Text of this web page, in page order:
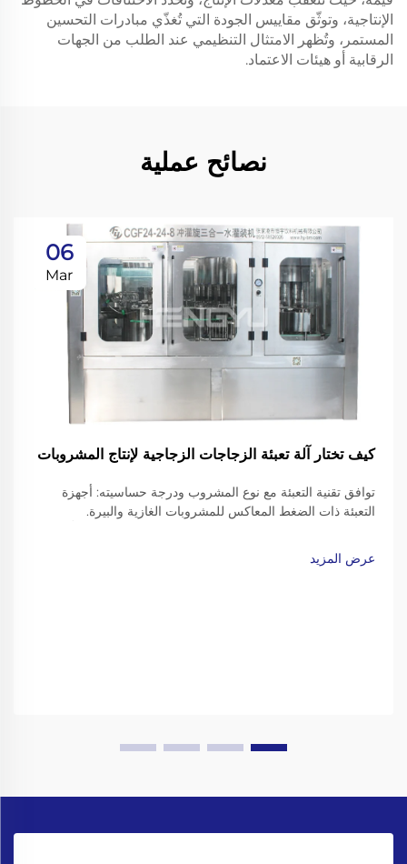
الإنتاجية، وتوثّق مقاييس الجودة التي تُغذّي مبادرات التحسين
المستمر، وتُظهر الامتثال التنظيمي عند الطلب من الجهات
الرقابية أو هيئات الاعتماد.
نصائح عملية
06
Mar
كيف تختار آلة تعبئة الزجاجات الزجاجية لإنتاج المشروبات
توافق تقنية التعبئة مع نوع المشروب ودرجة حساسيته: أجهزة
التعبئة ذات الضغط المعاكس للمشروبات الغازية والبيرة.
تقنيات تعبئة دقيقة للحفاظ على فَوَرَتها دون أن تؤدي إلى انفجار أو
فقدان الغاز…
عرض المزيد